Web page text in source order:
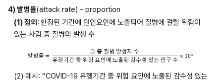
4) 발병률(attack rate) - proportion
(1) 정의: 한정된 기간에 원인요인에 노출되어 질병에 걸릴 위험이
있는 사람 중 질병의 발생 수
(2) 예시: “COVID-19 유행기간 중 위험 요인에 노출된 감수성 있는